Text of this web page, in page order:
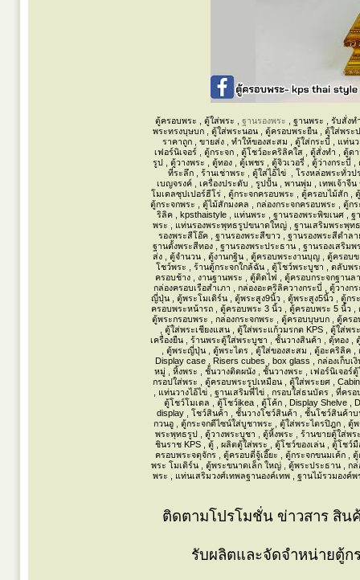
ตู้ครอบพระ , ตู้ใส่พระ , ฐานรองพระ , ฐานพระ , รับสั่ง
พระทรงบุษบก , ตู้ใส่พระนอน , ตู้ครอบพระยืน , ตู้ใส่พร
ราคาถูก , ขายส่ง , ทำให้ของสะสม , ตู้ใส่กระบี่ , แท่น
เฟอร์นิเจอร์ , ตู้กระจก , ตู้โชว์อะคริลิคใส , ตู้สั่งทำ , ตู้
รูป , ตู้วางพระ , ตู้ทอง , ตู้เพชร , ตู้จิวเวอรี่ , ตู้ว่างกระ
ที่ระลึก , ร้านเช่าพระ , ตู้ใส่ไอ้ไข่ , โรงหล่อพระทั่ว
เบญจรงค์ , เครื่องประดับ , รูปปั้น , พานพุ่ม , เทพเจ้าจี
โมเดลซุปเปอร์ฮีโร่ , ตู้กระจกครอบพระ , ตู้ครอบไม้สัก ,
ตู้กระจกพระ , ตู้ไม้สักมงคล , กล่องกระจกครอบพระ , ตู้
ริลิค , kpsthaistyle , แท่นพระ , ฐานรองพระพิฆเนศ ,
พระ , แท่นรองพระพุทธรูปขนาดใหญ่ , ฐานเสริมพระพุท
รองพระสีโอ๊ค , ฐานรองพระสีขาว , ฐานรองพระสีดำล
ฐานตั้งพระสีทอง , ฐานรองพระประธาน , ฐานรองเสริ
ส่ง , ตู้จำนวน , ตู้งานกฐิน , ตู้ครอบพระงานบุญ , ตู้ครอบ
โชว์พระ , ร้านตู้กระจกใกล้ฉัน , ตู้โชว์พระบูชา , ตลับพ
ครอบช้าง , งานฐานพระ , ตู้ติดไฟ , ตู้ครอบกระจกฐานล
กล่องครอบเรือสำเภา , กล่องอะคริลิควางกระบี่ , ตู้วา
ญี่ปุ่น , ตู้พระโมเดิร์น , ตู้พระสูง9นิ้ว , ตู้พระสูง5นิ้ว , ตู้ก
ครอบพระหน้ารถ , ตู้ครอบพระ 3 นิ้ว , ตู้ครอบพระ 5 นิ้ว
ตู้พระกรอบพระ , กล่องกระจกพระ , ตู้ครอบบุษบก , ตู้คร
, ตู้ใส่พระเชียงแสน , ตู้ใส่พระแก้วมรกต KPS , ตู้ใส่พ
เครื่องยืน , ร้านพระตู้ใส่พระบูชา , ชั้นวางสินค้า , ตุ้ทอง
, ตู้พระญี่ปุ่น , ตู้พระไตร , ตู้ใส่ของสะสม , ตู้อะคริลิค
Display case , Risers cubes , box glass , กล่องเก็
หมู่ , หิ้งพระ , ชั้นวางติดผนัง , ชั้นวางพระ , เฟอร์นิเจอ
กรอปใส่พระ , ตู้ครอบพระรูปเหมือน , ตู้ใส่พระยศ ,
, แท่นวางไอ้ไข่ , ฐานเสริมพี่ไข่ , กรอบใส่ธนบัตร , ที่
ตู้โชว์โมเดล , ตู้โชว์ikea , ตู้โค้ก , Display Shelve
display , โชว์สินค้า , ชั้นวางโชว์สินค้า , ชั้นโชว์สินค้า
กวนอู , ตู้กระจกดีไซน์ใส่บูชาพระ , ตู้ใส่พระไตรปิฎก , ตู้
พระพุทธรูป , ตู้วางพระบูชา , ตู้หิ้งพระ , ร้านขายตู้ใส่พ
ชินราช KPS , ตู้ , ผลิตตู้ใส่พระ , ตู้โชว์ของเล่น , ตู้โชว์
ครอบพระจตุจักร , ตู้ครอบตี่จู้เอี๊ยะ , ตู้กระจกขนมเค้ก ,
พระ โมเดิร์น , ตู้พระขนาดเล็ก ใหญ่ , ตู้พระประธาน , ก
พระ , แท่นเสริมวงศ์เทพลฐานองค์เทพ , ฐานไม้รวมองค์
ติดตามโปรโมชั่น ข่าวสาร สิน
รับผลิตและจัดจำหน่ายตู้ก